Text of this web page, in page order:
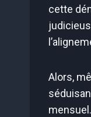
cette
Alors,